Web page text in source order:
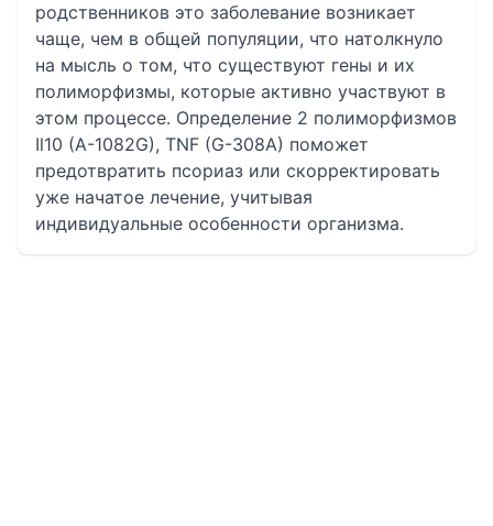
родственников это заболевание возникает
чаще, чем в общей популяции, что натолкнуло
на мысль о том, что существуют гены и их
полиморфизмы, которые активно участвуют в
этом процессе. Определение 2 полиморфизмов
Il10 (A-1082G), TNF (G-308A) поможет
предотвратить псориаз или скорректировать
уже начатое лечение, учитывая
индивидуальные особенности организма.